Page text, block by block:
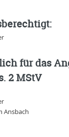
für das
2 MStV
Ansbach